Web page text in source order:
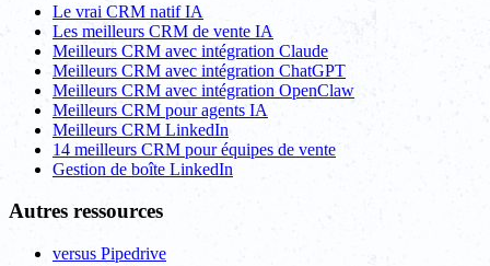
Le vrai CRM natif IA
Les meilleurs CRM de vente IA
Meilleurs CRM avec intégration Claude
Meilleurs CRM avec intégration ChatGPT
Meilleurs CRM avec intégration OpenClaw
Meilleurs CRM pour agents IA
Meilleurs CRM LinkedIn
14 meilleurs CRM pour équipes de vente
Gestion de boîte LinkedIn
Autres ressources
versus Pipedrive